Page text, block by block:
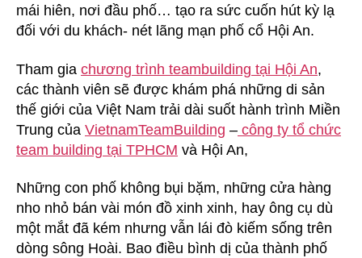
mái hiên, nơi đầu phố… tạo ra sức cuốn hút kỳ lạ
đối với du khách- nét lãng mạn phố cổ Hội An.
Tham gia chương trình teambuilding tại Hội An,
các thành viên sẽ được khám phá những di sản
thế giới của Việt Nam trải dài suốt hành trình Miền
Trung của VietnamTeamBuilding – công ty tổ chức
team building tại TPHCM và Hội An,
Những con phố không bụi bặm, những cửa hàng
nho nhỏ bán vài món đồ xinh xinh, hay ông cụ dù
một mắt đã kém nhưng vẫn lái đò kiếm sống trên
dòng sông Hoài. Bao điều bình dị của thành phố